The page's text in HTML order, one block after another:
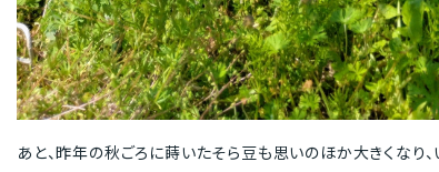
あと、昨年の秋ごろに蒔いたそら豆も思いのほか大きくなり